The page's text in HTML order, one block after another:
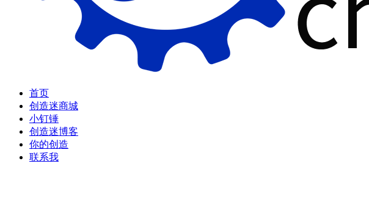
首页
创造迷商城
小钉锤
创造迷博客
你的创造
联系我